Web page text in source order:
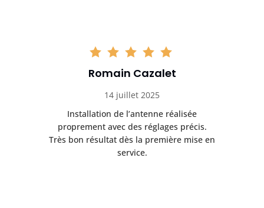
Romain Cazalet
14 juillet 2025
Installation de l’antenne réalisée
proprement avec des réglages précis.
Très bon résultat dès la première mise en
service.